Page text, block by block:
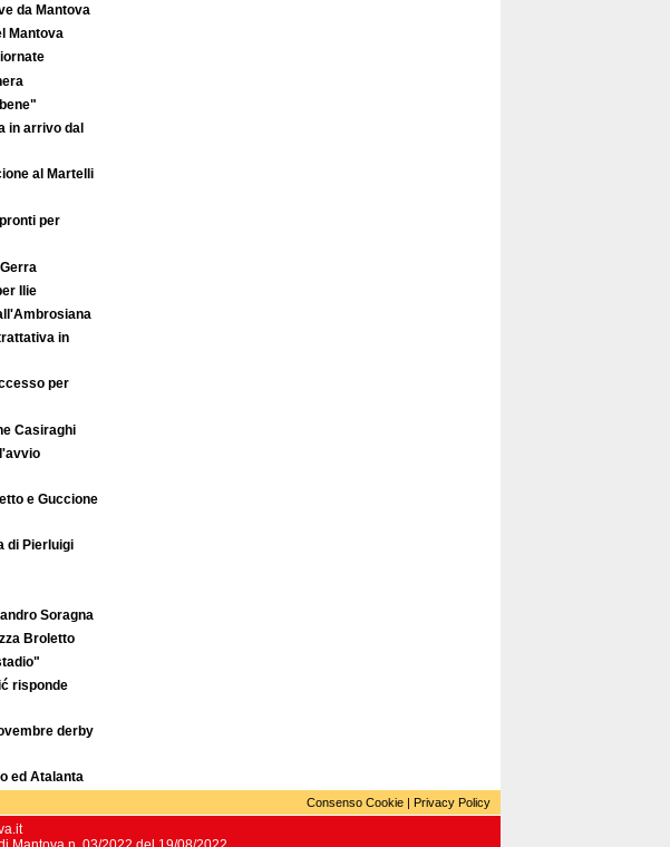
da Mantova
Mantova
in arrivo dal
al Martelli
per
Ilie
in
per
Casiraghi
e Guccione
di Pierluigi
Soragna
Broletto
risponde
derby
ed Atalanta
Consenso Cookie | Privacy Policy